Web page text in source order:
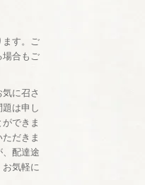
ます。ご
場合もご
に召さ
は申し
できま
だきま
配達途
気軽に